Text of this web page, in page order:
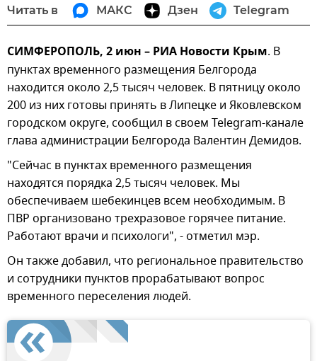
Читать в МАКС Дзен Telegram
СИМФЕРОПОЛЬ, 2 июн – РИА Новости Крым. В
пунктах временного размещения Белгорода
находится около 2,5 тысяч человек. В пятницу около
200 из них готовы принять в Липецке и Яковлевском
городском округе, сообщил в своем Telegram-канале
глава администрации Белгорода Валентин Демидов.
"Сейчас в пунктах временного размещения
находятся порядка 2,5 тысяч человек. Мы
обеспечиваем шебекинцев всем необходимым. В
ПВР организовано трехразовое горячее питание.
Работают врачи и психологи", - отметил мэр.
Он также добавил, что региональное правительство
и сотрудники пунктов прорабатывают вопрос
временного переселения людей.